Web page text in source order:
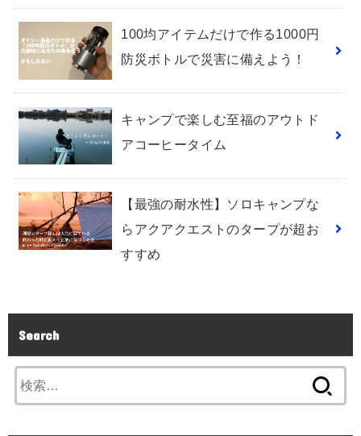
100均アイテムだけで作る1000円
防災ボトルで災害に備えよう！
キャンプで楽しむ至福のアウトド
アコーヒータイム
【最強の耐水性】ソロキャンプな
らアクアクエストのタープが超お
すすめ
Search